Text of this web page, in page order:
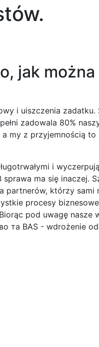
jak
i uiszczenia
zadowala 80%
my z przyjemnością
i
ma się inaczej.
którzy sami
procesy
pod uwagę nasze
та BAS - wdrożenie